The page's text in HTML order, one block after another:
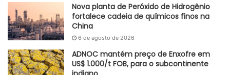
Nova planta de Peróxido de Hidrogênio
fortalece cadeia de químicos finos na
China
6 de agosto de 2026
ADNOC mantém preço de Enxofre em
US$ 1.000/t FOB, para o subcontinente